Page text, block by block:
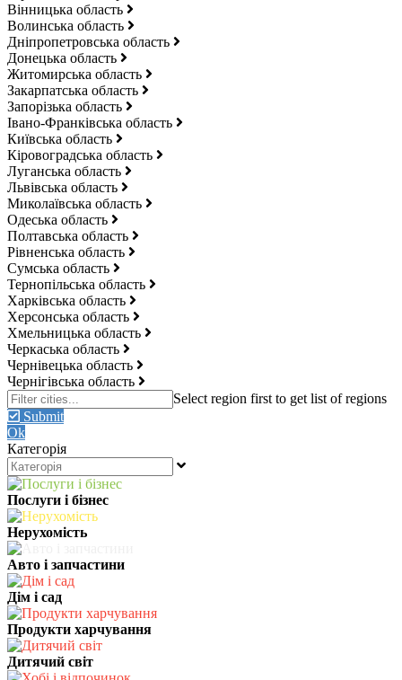
Вінницька область
Волинська область
Дніпропетровська область
Донецька область
Житомирська область
Закарпатська область
Запорізька область
Івано-Франківська область
Київська область
Кіровоградська область
Луганська область
Львівська область
Миколаївська область
Одеська область
Полтавська область
Рівненська область
Сумська область
Тернопільська область
Харківська область
Херсонська область
Хмельницька область
Черкаська область
Чернівецька область
Чернігівська область
Submit
Ok
Категорія
Послуги і бізнес
Нерухомість
Авто і запчастини
Дім і сад
Продукти харчування
Дитячий світ